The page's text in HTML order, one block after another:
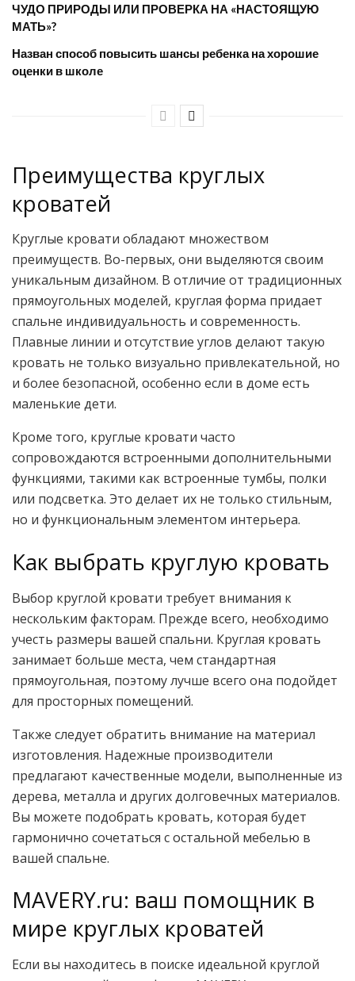
ЧУДО ПРИРОДЫ ИЛИ ПРОВЕРКА НА «НАСТОЯЩУЮ
МАТЬ»?
Назван способ повысить шансы ребенка на хорошие
оценки в школе
Преимущества круглых
кроватей
Круглые кровати обладают множеством
преимуществ. Во-первых, они выделяются своим
уникальным дизайном. В отличие от традиционных
прямоугольных моделей, круглая форма придает
спальне индивидуальность и современность.
Плавные линии и отсутствие углов делают такую
кровать не только визуально привлекательной, но
и более безопасной, особенно если в доме есть
маленькие дети.
Кроме того, круглые кровати часто
сопровождаются встроенными дополнительными
функциями, такими как встроенные тумбы, полки
или подсветка. Это делает их не только стильным,
но и функциональным элементом интерьера.
Как выбрать круглую кровать
Выбор круглой кровати требует внимания к
нескольким факторам. Прежде всего, необходимо
учесть размеры вашей спальни. Круглая кровать
занимает больше места, чем стандартная
прямоугольная, поэтому лучше всего она подойдет
для просторных помещений.
Также следует обратить внимание на материал
изготовления. Надежные производители
предлагают качественные модели, выполненные из
дерева, металла и других долговечных материалов.
Вы можете подобрать кровать, которая будет
гармонично сочетаться с остальной мебелью в
вашей спальне.
MAVERY.ru: ваш помощник в
мире круглых кроватей
Если вы находитесь в поиске идеальной круглой